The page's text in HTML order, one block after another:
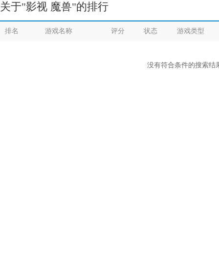
关于"影视 魔兽"的排行
排名 游戏名称 评分 状态 游戏类型
没有符合条件的搜索结